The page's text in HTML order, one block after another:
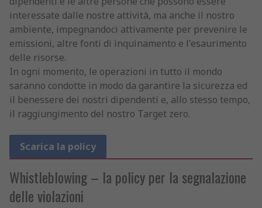
interessate dalle nostre attività, ma anche il nostro
ambiente, impegnandoci attivamente per prevenire le
emissioni, altre fonti di inquinamento e l'esaurimento
delle risorse.
In ogni momento, le operazioni in tutto il mondo
saranno condotte in modo da garantire la sicurezza ed
il benessere dei nostri dipendenti e, allo stesso tempo,
il raggiungimento del nostro Target zero.
Scarica la policy
Whistleblowing – la policy per la segnalazione
delle violazioni